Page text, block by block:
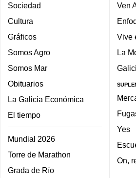
Sociedad
Cultura
Gráficos
Somos Agro
Somos Mar
Obituarios
La Galicia Económica
El tiempo
Mundial 2026
Torre de Marathon
Grada de Río
Ven
Vive
La
Yes
On,